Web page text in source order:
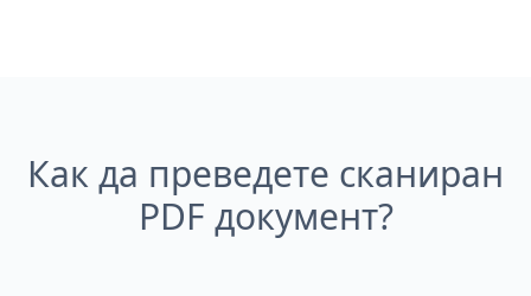
Как да преведете сканиран
PDF документ?